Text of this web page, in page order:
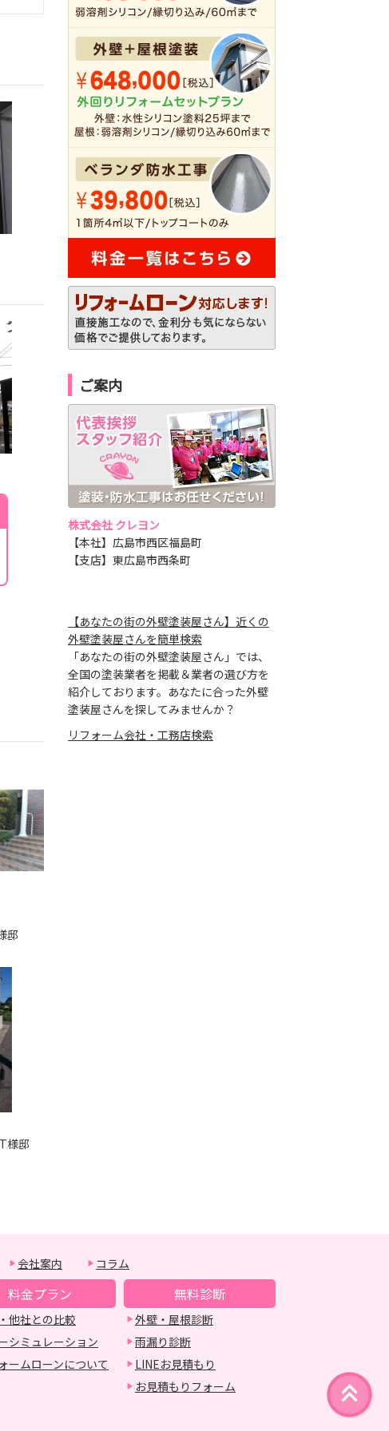
邸
様邸
ご案内
株式会社 クレヨン
【本社】広島市西区福島町
【支店】東広島市西条町
【あなたの街の外壁塗装屋さん】近くの
外壁塗装屋さんを簡単検索
「あなたの街の外壁塗装屋さん」では、
全国の塗装業者を掲載＆業者の選び方を
紹介しております。あなたに合った外壁
塗装屋さんを探してみませんか？
リフォーム会社・工務店検索
会社案内 コラム
料金プラン
他社との比較
シミュレーション
ームローンについて
無料診断
外壁・屋根診断
雨漏り診断
LINEお見積もり
お見積もりフォーム